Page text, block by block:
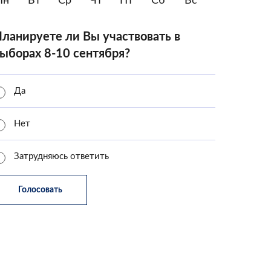
ли Вы участвовать в
8-10 сентября?
Да
Нет
Затрудняюсь ответить